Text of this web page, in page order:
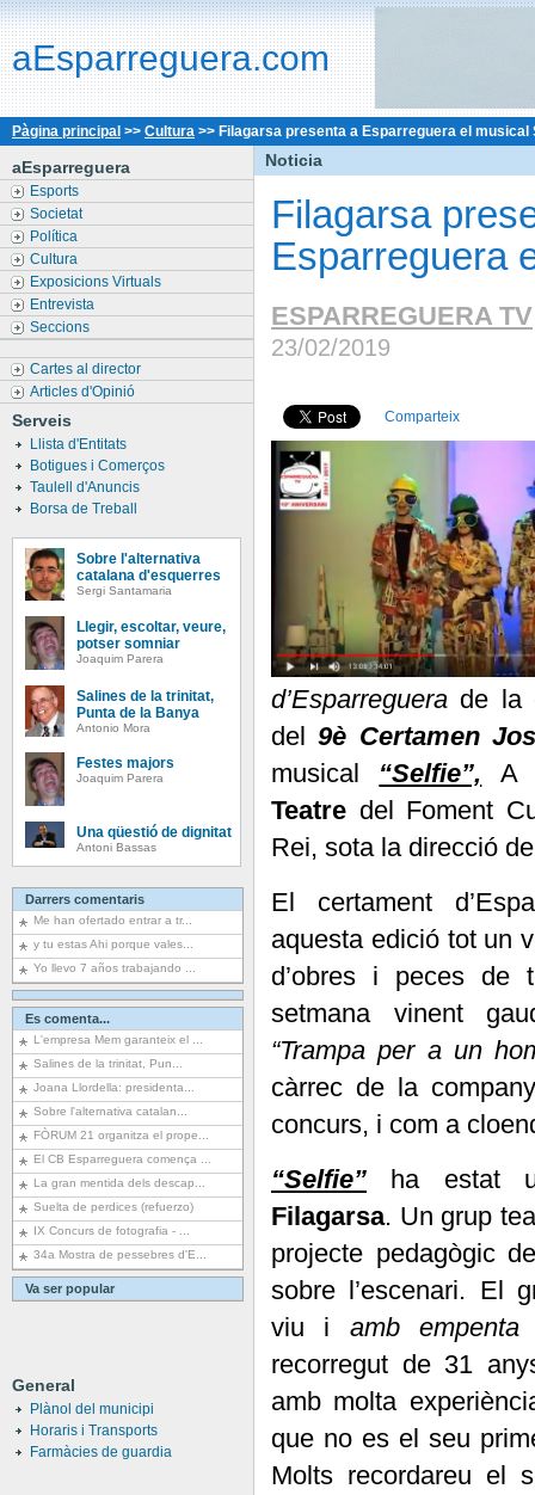
aEsparreguera.com
Pàgina principal >> Cultura >> Filagarsa presenta a Esparreguera el musical
aEsparreguera
Esports
Societat
Política
Cultura
Exposicions Virtuals
Entrevista
Seccions
Cartes al director
Articles d'Opinió
Serveis
Llista d'Entitats
Botigues i Comerços
Taulell d'Anuncis
Borsa de Treball
Sobre l'alternativa
catalana d'esquerres
Sergi Santamaria
Llegir, escoltar, veure,
potser somniar
Joaquim Parera
Salines de la trinitat,
Punta de la Banya
Antonio Mora
Festes majors
Joaquim Parera
Una qüestió de dignitat
Antoni Bassas
Darrers comentaris
Me han ofertado entrar a tr...
y tu estas Ahi porque vales...
Yo llevo 7 años trabajando ...
Es comenta...
L'empresa Mem garanteix el ...
Salines de la trinitat, Pun...
Joana Llordella: presidenta...
Sobre l'alternativa catalan...
FÒRUM 21 organitza el prope...
El CB Esparreguera comença ...
La gran mentida dels descap...
Suelta de perdices (refuerzo)
IX Concurs de fotografia - ...
34a Mostra de pessebres d'E...
Va ser popular
General
Plànol del municipi
Horaris i Transports
Farmàcies de guardia
Noticia
Filagarsa
Esparreguera
ESPARREGUERA TV
23/02/2019
Comparteix
d’Esparreguera de la
del9è Certamen
musical “Selfie”, A
Teatre del Foment
Rei, sota la direcció
El certament
aquesta edició tot un
d’obres i peces de
setmana vinent
“Trampa per a un
càrrec de la
concurs, i com a
“Selfie” ha estat
Filagarsa. Un grup
projecte pedagògic
sobre l’escenari. El
viu i amb
recorregut de 31
amb molta
que no es el seu
Molts recordareu el